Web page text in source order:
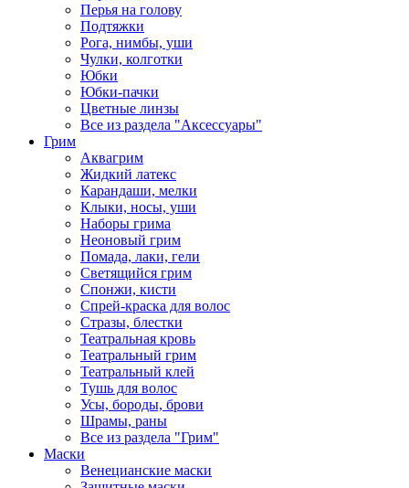
Перья на голову
Подтяжки
Рога, нимбы, уши
Чулки, колготки
Юбки
Юбки-пачки
Цветные линзы
Все из раздела "Аксессуары"
Грим
Аквагрим
Жидкий латекс
Карандаши, мелки
Клыки, носы, уши
Наборы грима
Неоновый грим
Помада, лаки, гели
Светящийся грим
Спонжи, кисти
Спрей-краска для волос
Стразы, блестки
Театральная кровь
Театральный грим
Театральный клей
Тушь для волос
Усы, бороды, брови
Шрамы, раны
Все из раздела "Грим"
Маски
Венецианские маски